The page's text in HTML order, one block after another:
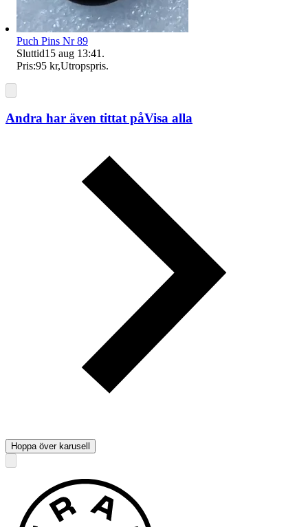
Puch Pins Nr 89
Sluttid15 aug 13:41 .
Pris:95 kr,Utropspris.
Andra har även tittat påVisa alla
Hoppa över karusell